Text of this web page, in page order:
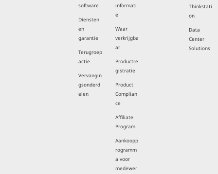
software
Diensten
en
garantie
Terugroep
actie
Vervangin
gsonderd
elen
informati
e
Waar
verkrijgba
ar
Productre
gistratie
Product
Complian
ce
Affiliate
Program
Aankoopp
rogramm
a voor
medewer
Thinkstati
on
Data
Center
Solutions